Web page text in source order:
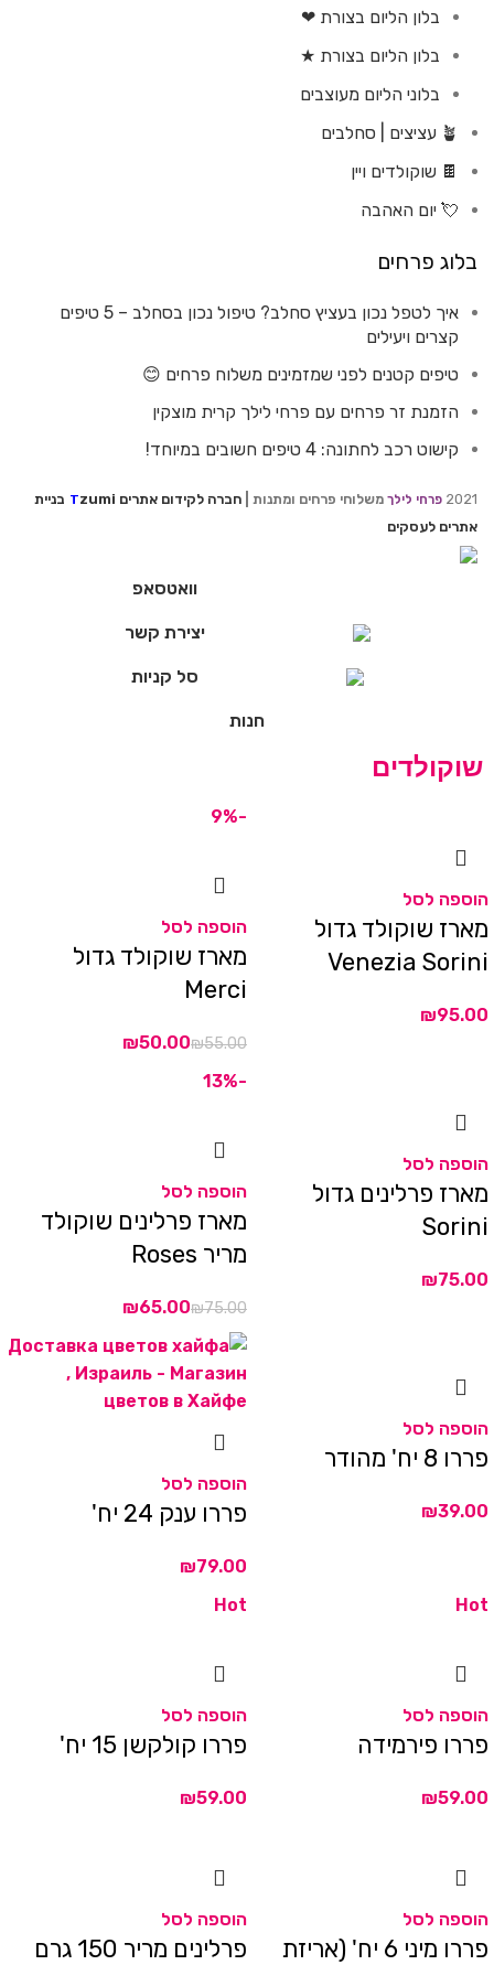
בלון הליום בצורת ❤
בלון הליום בצורת ★
בלוני הליום מעוצבים
🪴 עציצים | סחלבים
🍫 שוקולדים ויין
💘 יום האהבה
בלוג פרחים
איך לטפל נכון בעציץ סחלב? טיפול נכון בסחלב – 5 טיפים
קצרים ויעילים
טיפים קטנים לפני שמזמינים משלוח פרחים 😊
הזמנת זר פרחים עם פרחי לילך קרית מוצקין
קישוט רכב לחתונה: 4 טיפים חשובים במיוחד!
2021 פרחי לילך משלוחי פרחים ומתנות | חברה לקידום אתרים Tzumi
בניית
אתרים לעסקים
וואטסאפ
יצירת קשר
סל קניות
חנות
שוקולדים
הוספה לסל
מארז שוקולד גדול
Venezia Sorini
₪
-9%
הוספה לסל
מארז שוקולד גדול
Merci
₪55.00
₪50.00
הוספה לסל
מארז פרלינים גדול
Sorini
₪
-13%
הוספה לסל
מארז פרלינים שוקולד
מריר Roses
₪75.00
₪65.00
הוספה לסל
פררו 8 יח' מהודר
₪
הוספה לסל
פררו ענק 24 יח'
₪
Hot
הוספה לסל
פררו פירמידה
₪
Hot
הוספה לסל
פררו קולקשן 15 יח'
₪
הוספה לסל
פררו מיני 6 יח' (אריזת
הוספה לסל
פרלינים מריר 150 גרם